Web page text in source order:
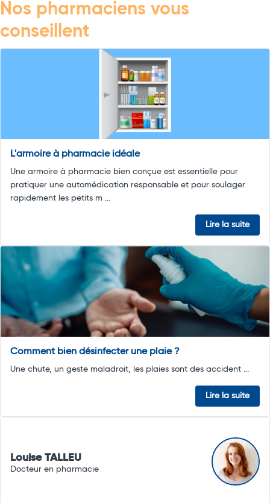
Nos pharmaciens vous
conseillent
L'armoire à pharmacie idéale
Une armoire à pharmacie bien conçue est essentielle pour
pratiquer une automédication responsable et pour soulager
rapidement les petits m ...
Lire la suite
Comment bien désinfecter une plaie ?
Une chute, un geste maladroit, les plaies sont des accident ...
Lire la suite
Louise TALLEU
Docteur en pharmacie